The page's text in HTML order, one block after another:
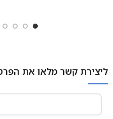
ליצירת קשר מלאו את